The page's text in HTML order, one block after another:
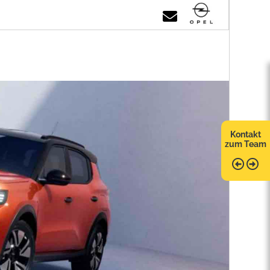
Kontakt
zum Team